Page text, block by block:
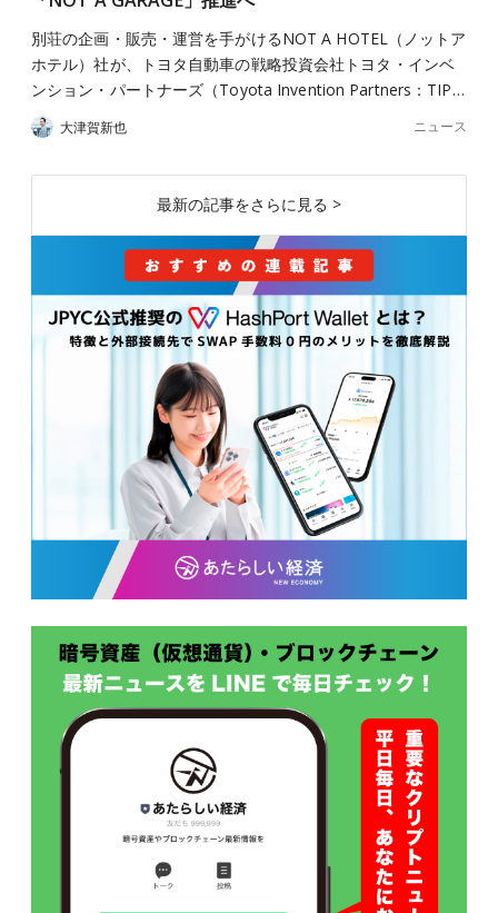
別荘の企画・販売・運営を手がけるNOT A HOTEL（ノットア
ホテル）社が、トヨタ自動車の戦略投資会社トヨタ・インベ
ンション・パートナーズ（Toyota Invention Partners：TIP…
大津賀新也 ニュース
最新の記事をさらに見る >